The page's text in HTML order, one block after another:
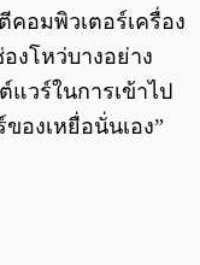
คอมพิวเตอร์เครื่อง
งโหว่บางอย่าง
วร์ในการเข้าไป
องเหยื่อนั่นเอง”